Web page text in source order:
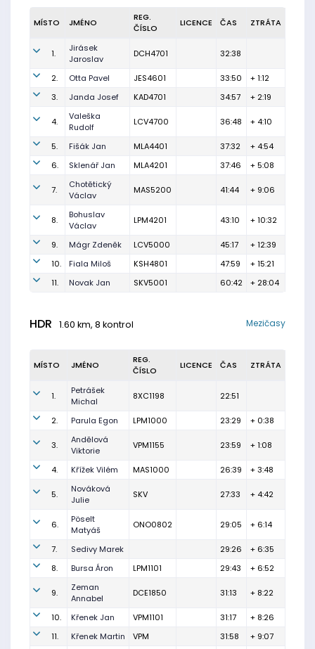
MÍSTO JMÉNO
REG.
ČÍSLO
LICENCE ČAS ZTRÁTA
1.
Jirásek
Jaroslav
DCH4701 32:38
2. Otta Pavel JES4601 33:50
+ 1:12
3.
Janda Josef KAD4701 34:57 + 2:19
4.
Valeška
Rudolf
LCV4700 36:48 + 4:10
5. Fišák Jan MLA4401 37:32
+ 4:54
6.
Sklenář Jan MLA4201 37:46 + 5:08
7.
Chotětický
Václav
MAS5200 41:44 + 9:06
8.
Bohuslav
Václav
LPM4201 43:10 + 10:32
9. Mágr Zdeněk LCV5000 45:17
+ 12:39
10.
Fiala Miloš KSH4801 47:59
+ 15:21
11.
Novak Jan SKV5001 60:42 + 28:04
HDR 1.60 km, 8 kontrol Mezičasy
MÍSTO JMÉNO
REG.
ČÍSLO
LICENCE ČAS ZTRÁTA
1.
Petrášek
Michal
8XC1198 22:51
2. Parula Egon LPM1000 23:29 + 0:38
3.
Andělová
Viktorie
VPM1155 23:59 + 1:08
4. Křížek Vilém MAS1000 26:39 + 3:48
5.
Nováková
Julie
SKV 27:33 + 4:42
6.
Pöselt
Matyáš
ONO0802 29:05 + 6:14
7. Sedivy Marek 29:26
+ 6:35
8.
Bursa Áron LPM1101 29:43 + 6:52
9.
Zeman
Annabel
DCE1850 31:13 + 8:22
10. Křenek Jan VPM1101 31:17
+ 8:26
11.
Křenek Martin VPM 31:58
+ 9:07